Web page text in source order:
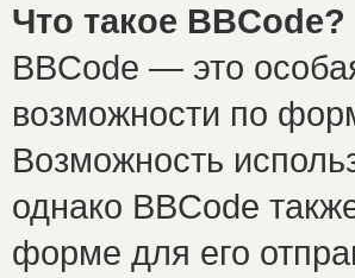
Что такое BBCode?
BBCode — это
возможности по
Возможность
однако BBCode
форме для его